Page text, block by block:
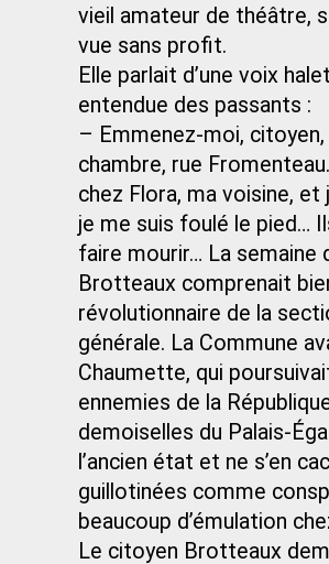
vieil amateur de théâtre,
vue sans profit.
Elle parlait d’une voix
entendue des passants :
– Emmenez-moi,
chambre, rue
chez Flora, ma voisine,
je me suis foulé le pied…
faire mourir… La semaine
Brotteaux comprenait
révolutionnaire de la
générale. La Commune
Chaumette, qui
ennemies de la
demoiselles du Palais-
l’ancien état et ne s’en
guillotinées comme
beaucoup d’émulation
Le citoyen Brotteaux